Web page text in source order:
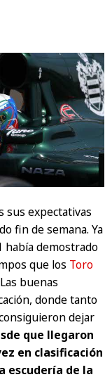
sus expectativas
fin de semana. Ya
había demostrado
que los Toro
buenas
donde tanto
dejar
que llegaron
en clasificación
escudería de la